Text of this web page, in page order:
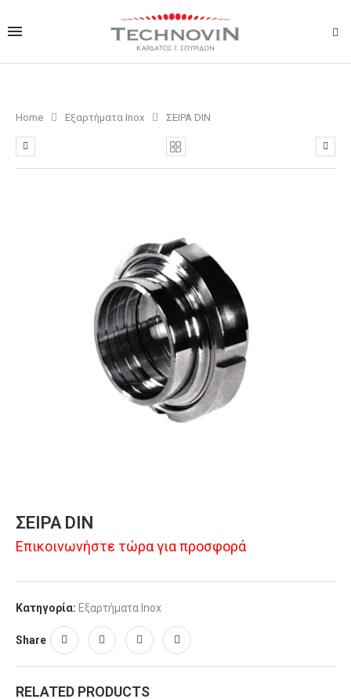
Home Εξαρτήματα Inox ΣΕΙΡΑ DIN
ΣΕΙΡΑ DIN
Επικοινωνήστε τώρα για προσφορά
Κατηγορία: Εξαρτήματα Inox
Share
RELATED PRODUCTS